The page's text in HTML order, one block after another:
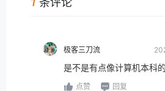
极客三刀流
是不是有点像计算机本科
点赞 回复